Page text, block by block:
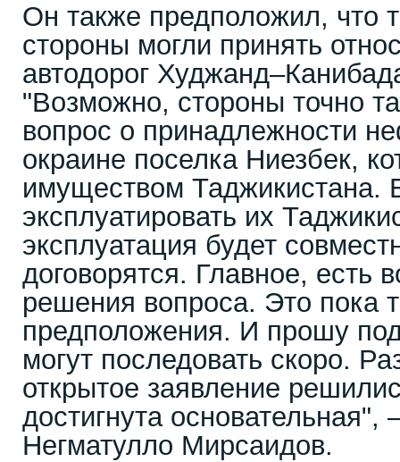
Он также предположил, что
стороны могли принять
автодорог
"Возможно, стороны точно
вопрос о принадлежности
окраине поселка Ниезбек,
имуществом Таджикистана.
эксплуатировать их
эксплуатация будет
договорятся. Главное, есть
решения вопроса. Это пока
предположения. И прошу
могут последовать скоро.
открытое заявление
достигнута основательная",
Негматулло Мирсаидов.